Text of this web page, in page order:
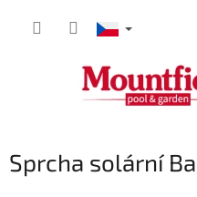
Sprcha solární